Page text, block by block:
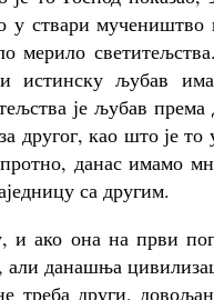
у ствари
мерило
љубав
је љубав
другог, као што је
данас имамо
са другим.
и ако она на први
данашња
треба други,